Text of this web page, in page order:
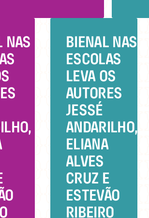
NAS
BIENAL NAS
ESCOLAS
LEVA OS
AUTORES
JESSÉ
ANDARILHO,
ELIANA
ALVES
CRUZ E
ESTEVÃO
RIBEIRO